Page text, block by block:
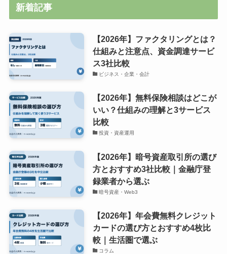
新着記事
【2026年】ファクタリングとは？
仕組みと注意点、資金調達サービ
ス3社比較
ビジネス・企業・会計
【2026年】無料保険相談はどこが
いい？仕組みの理解と3サービス
比較
投資・資産運用
【2026年】暗号資産取引所の選び
方とおすすめ3社比較｜金融庁登
録業者から選ぶ
暗号資産・Web3
【2026年】年会費無料クレジット
カードの選び方とおすすめ4枚比
較｜生活圏で選ぶ
コラム